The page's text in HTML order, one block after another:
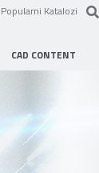
Popularni Katalozi
CAD CONTENT